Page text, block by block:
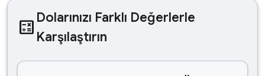
calculate Dolarınızı Farklı Değerlerle
Karşılaştırın